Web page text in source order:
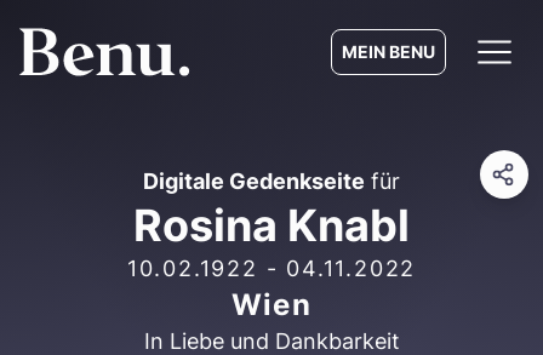
MEIN BENU
Digitale Gedenkseite für
Rosina Knabl
10.02.1922 - 04.11.2022
Wien
In Liebe und Dankbarkeit